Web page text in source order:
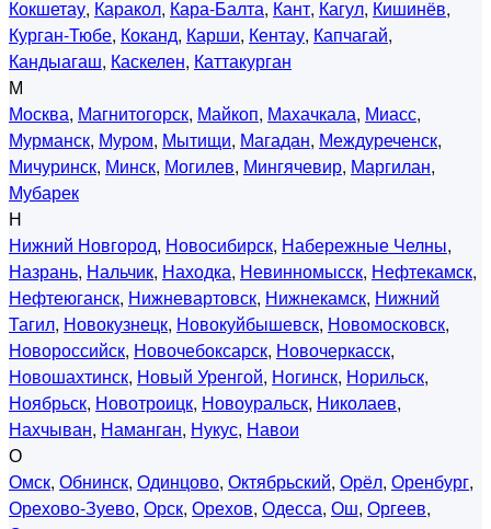
Кокшетау, Каракол, Кара-Балта, Кант, Кагул, Кишинёв,
Курган-Тюбе, Коканд, Карши, Кентау, Капчагай,
Кандыагаш, Каскелен, Каттакурган
М
Москва, Магнитогорск, Майкоп, Махачкала, Миасс,
Мурманск, Муром, Мытищи, Магадан, Междуреченск,
Мичуринск, Минск, Могилев, Мингячевир, Маргилан,
Мубарек
Н
Нижний Новгород, Новосибирск, Набережные Челны,
Назрань, Нальчик, Находка, Невинномысск, Нефтекамск,
Нефтеюганск, Нижневартовск, Нижнекамск, Нижний
Тагил, Новокузнецк, Новокуйбышевск, Новомосковск,
Новороссийск, Новочебоксарск, Новочеркасск,
Новошахтинск, Новый Уренгой, Ногинск, Норильск,
Ноябрьск, Новотроицк, Новоуральск, Николаев,
Нахчыван, Наманган, Нукус, Навои
О
Омск, Обнинск, Одинцово, Октябрьский, Орёл, Оренбург,
Орехово-Зуево, Орск, Орехов, Одесса, Ош, Оргеев,